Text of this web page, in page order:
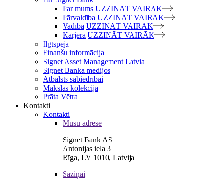
Par mums UZZINĀT VAIRĀK
Pārvaldība UZZINĀT VAIRĀK
Vadība UZZINĀT VAIRĀK
Karjera UZZINĀT VAIRĀK
Ilgtspēja
Finanšu informācija
Signet Asset Management Latvia
Signet Banka medijos
Atbalsts sabiedrībai
Mākslas kolekcija
Prāta Vētra
Kontakti
Kontakti
Mūsu adrese
Signet Bank AS
Antonijas iela 3
Rīga, LV 1010, Latvija
Saziņai